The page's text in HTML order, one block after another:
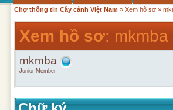
Chợ thông tin Cây cảnh Việt Nam » Xem hồ sơ »
Xem hồ sơ: mkmba
mkmba
Junior Member